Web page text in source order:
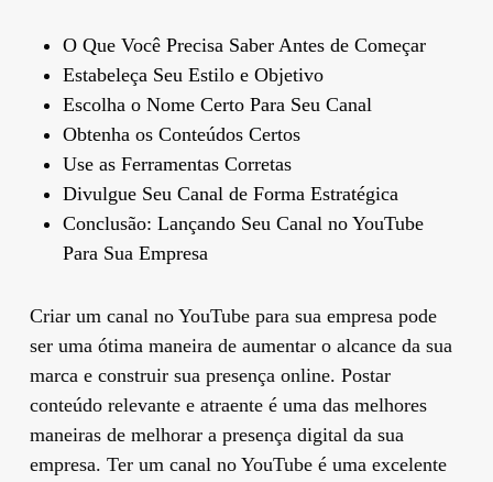
O Que Você Precisa Saber Antes de Começar
Estabeleça Seu Estilo e Objetivo
Escolha o Nome Certo Para Seu Canal
Obtenha os Conteúdos Certos
Use as Ferramentas Corretas
Divulgue Seu Canal de Forma Estratégica
Conclusão: Lançando Seu Canal no YouTube
Para Sua Empresa
Criar um canal no YouTube para sua empresa pode
ser uma ótima maneira de aumentar o alcance da sua
marca e construir sua presença online. Postar
conteúdo relevante e atraente é uma das melhores
maneiras de melhorar a presença digital da sua
empresa. Ter um canal no YouTube é uma excelente